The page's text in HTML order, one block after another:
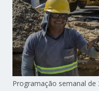
Programação semanal de